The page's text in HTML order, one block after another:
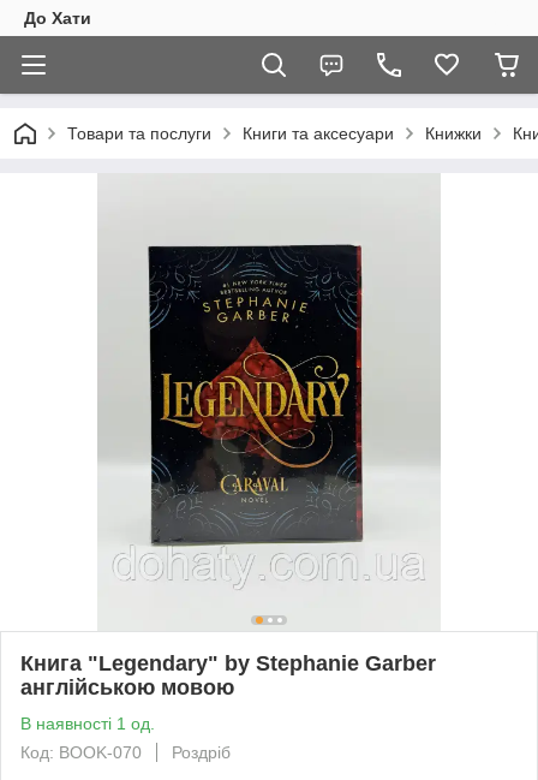
До Хати
Товари та послуги Книги та аксесуари Книжки
Книга "Legendary" by Stephanie Garber
англійською мовою
В наявності 1 од.
Код: BOOK-070
Роздріб